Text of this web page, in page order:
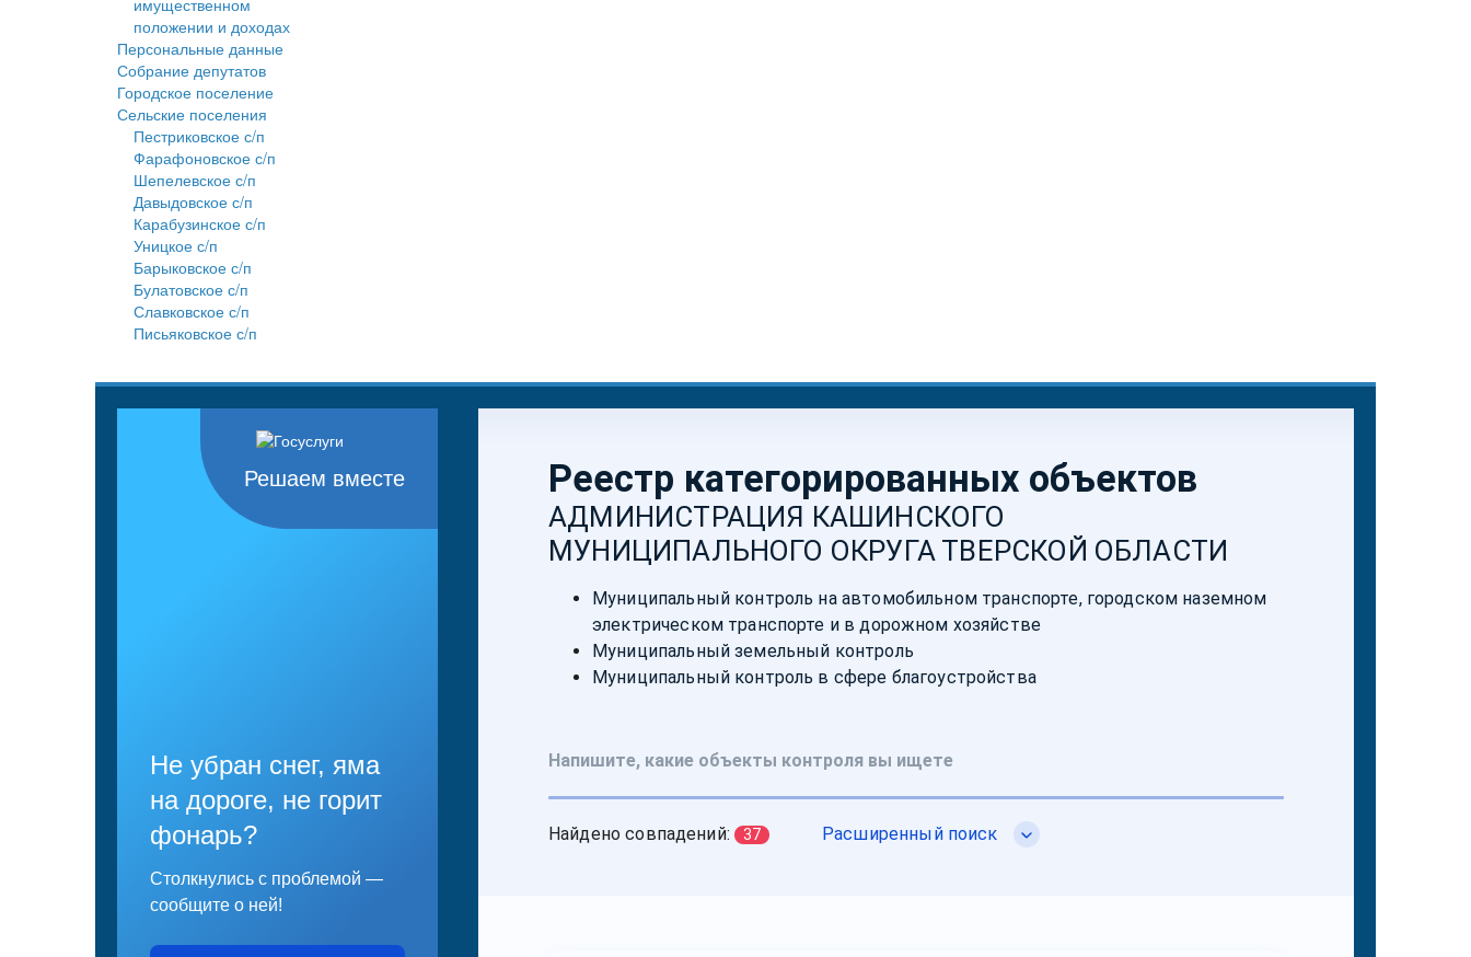
имущественном
положении и доходах
Персональные данные
Собрание депутатов
Городское поселение
Сельские поселения
Пестриковское с/п
Фарафоновское с/п
Шепелевское с/п
Давыдовское с/п
Карабузинское с/п
Уницкое с/п
Барыковское с/п
Булатовское с/п
Славковское с/п
Письяковское с/п
Решаем вместе
Не убран снег, яма
на дороге, не горит
фонарь?
Столкнулись с проблемой —
сообщите о ней!